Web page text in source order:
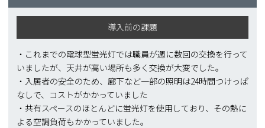
導入前の課題
・これまでの電球型蛍光灯では職員が週に数回の交換を行って
いましたが、天井が高い場所も多く交換が大変でした。
・入居者の安全のため、廊下など一部の照明は24時間つけっぱ
なしで、コストがかかっていました
・共有スペースのほとんどに蛍光灯を使用しており、その熱に
よる空調負荷もかかっていました。